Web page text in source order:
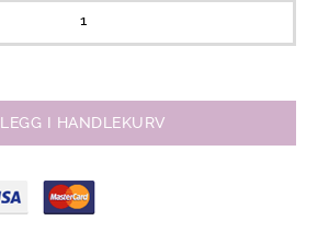
LEGG I HANDLEKURV